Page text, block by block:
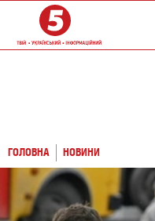
ГОЛОВНА НОВИНИ